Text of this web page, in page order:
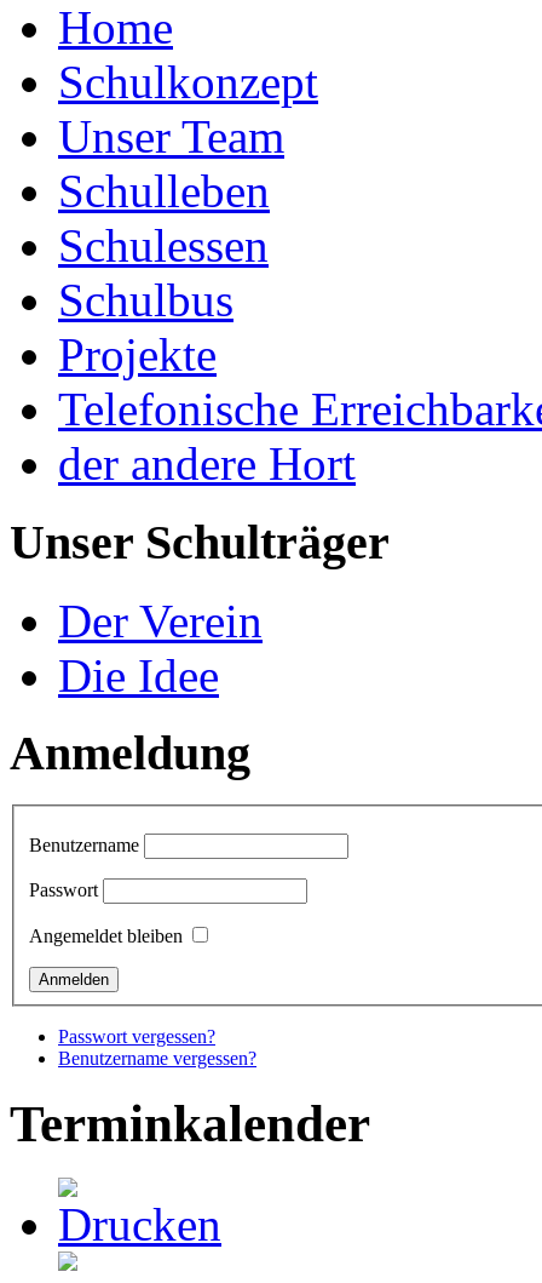
Home
Schulkonzept
Unser Team
Schulleben
Schulessen
Schulbus
Projekte
Telefonische
der andere Hort
Unser Schulträger
Der Verein
Die Idee
Anmeldung
Benutzername
Passwort
Angemeldet bleiben
Passwort vergessen?
Benutzername vergessen?
Terminkalender